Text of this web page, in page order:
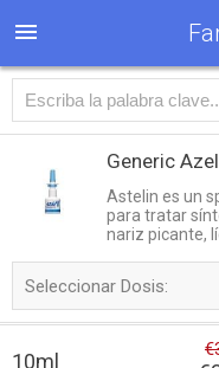
Generic
Astelin es un
para tratar
nariz picante,
Seleccionar Dosis:
10ml